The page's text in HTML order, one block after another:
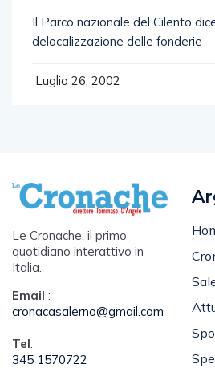
Il Parco nazionale del Cilento
delocalizzazione delle fonderie
Luglio 26, 2002
Le Cronache, il primo
quotidiano interattivo in
Italia.
Email :
cronacasalerno@gmail.com
Tel:
345 1570722